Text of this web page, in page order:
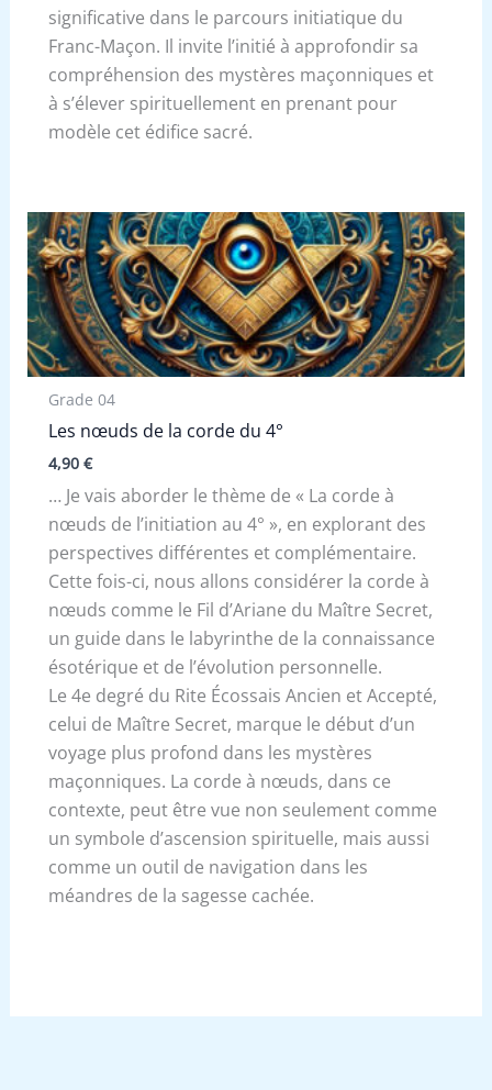
significative dans le parcours initiatique du
Franc-Maçon. Il invite l’initié à approfondir sa
compréhension des mystères maçonniques et
à s’élever spirituellement en prenant pour
modèle cet édifice sacré.
Grade 04
Les nœuds de la corde du 4°
4,90 €
… Je vais aborder le thème de « La corde à
nœuds de l’initiation au 4° », en explorant des
perspectives différentes et complémentaire.
Cette fois-ci, nous allons considérer la corde à
nœuds comme le Fil d’Ariane du Maître Secret,
un guide dans le labyrinthe de la connaissance
ésotérique et de l’évolution personnelle.
Le 4e degré du Rite Écossais Ancien et Accepté,
celui de Maître Secret, marque le début d’un
voyage plus profond dans les mystères
maçonniques. La corde à nœuds, dans ce
contexte, peut être vue non seulement comme
un symbole d’ascension spirituelle, mais aussi
comme un outil de navigation dans les
méandres de la sagesse cachée.